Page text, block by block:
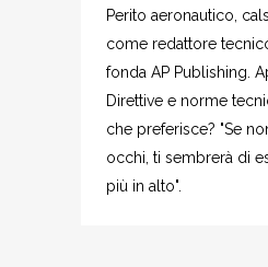
Perito aeronautico,
come redattore
fonda AP Publishing.
Direttive e norme
che preferisce? "Se
occhi, ti sembrerà di
più in alto".